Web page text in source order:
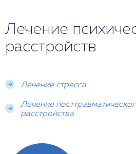
Лечение
расстройств
Лечение стресса
Лечение
расстройства